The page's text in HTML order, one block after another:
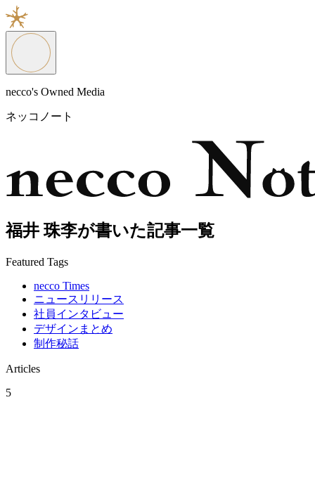
necco's Owned Media
ネッコノート
福井 珠李が書いた記事一覧
Featured Tags
necco Times
ニュースリリース
社員インタビュー
デザインまとめ
制作秘話
Articles
5